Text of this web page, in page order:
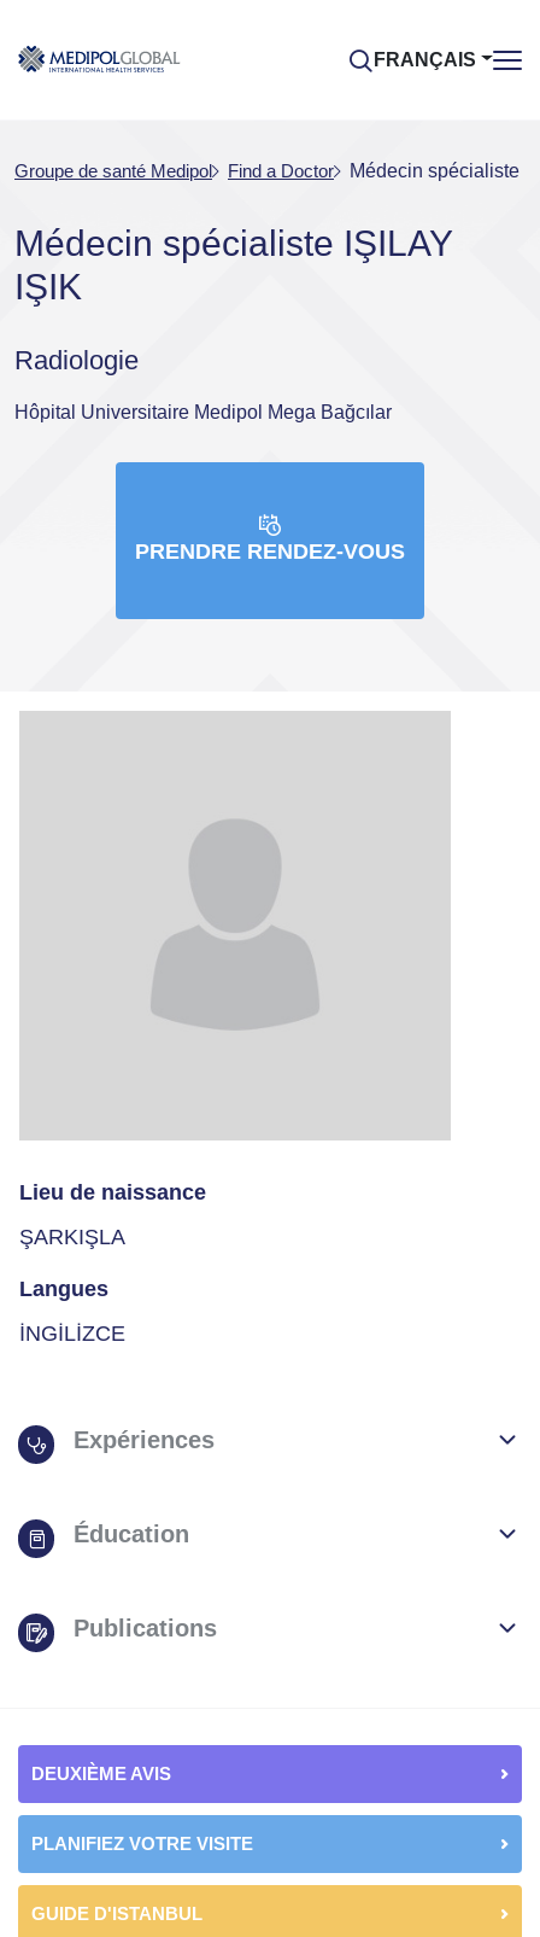
FRANÇAIS
Groupe de santé Medipol Find a Doctor Médecin spécialiste
Médecin spécialiste IŞILAY
IŞIK
Radiologie
Hôpital Universitaire Medipol Mega Bağcılar
PRENDRE RENDEZ-VOUS
Lieu de naissance
ŞARKIŞLA
Langues
İNGİLİZCE
Expériences
Éducation
Publications
DEUXIÈME AVIS
PLANIFIEZ VOTRE VISITE
GUIDE D'ISTANBUL